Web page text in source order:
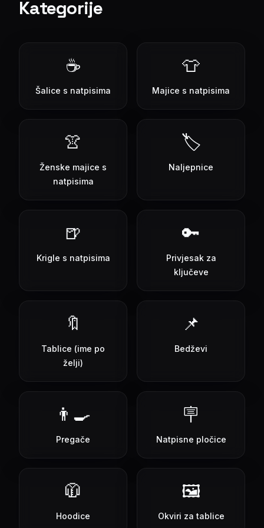
Kategorije
☕
Šalice s natpisima
👕
Majice s natpisima
👚
Ženske majice s
natpisima
🏷️
Naljepnice
🍺
Krigle s natpisima
🔑
Privjesak za
ključeve
🔖
Tablice (ime po
želji)
📌
Bedževi
👨‍🍳
Pregače
🪧
Natpisne pločice
🧥
Hoodice
🖼️
Okviri za tablice